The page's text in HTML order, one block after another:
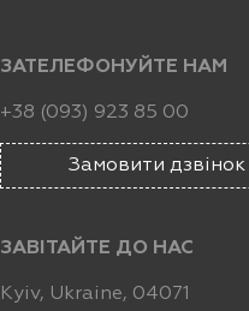
ЗАТЕЛЕФОНУЙТЕ НАМ
+38 (093) 923 85 00
Замовити дзвінок
ЗАВІТАЙТЕ ДО НАС
Kyiv, Ukraine, 04071